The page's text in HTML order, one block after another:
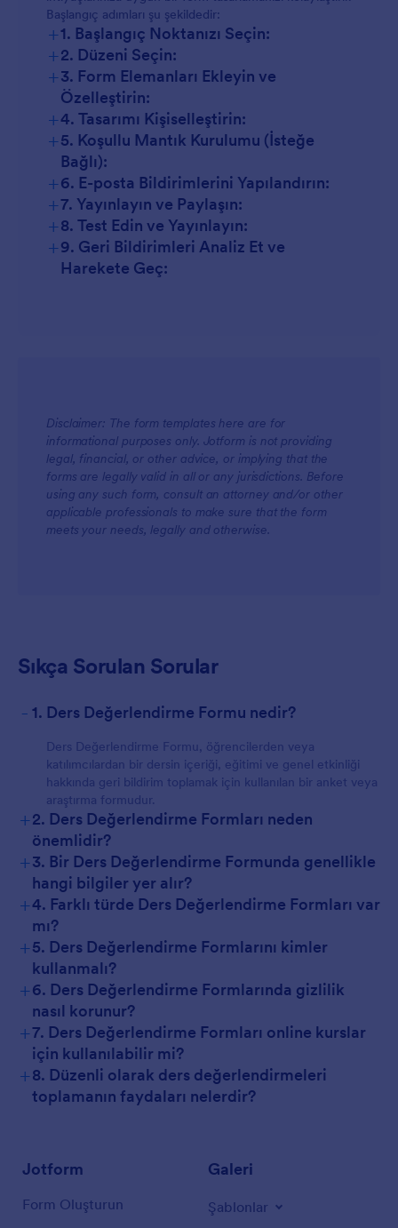
Başlangıç adımları şu şekildedir:
+1. Başlangıç Noktanızı Seçin:
+2. Düzeni Seçin:
+3. Form Elemanları Ekleyin ve
Özelleştirin:
+4. Tasarımı Kişiselleştirin:
+5. Koşullu Mantık Kurulumu (İsteğe
Bağlı):
+6. E-posta Bildirimlerini Yapılandırın:
+7. Yayınlayın ve Paylaşın:
+8. Test Edin ve Yayınlayın:
+9. Geri Bildirimleri Analiz Et ve
Harekete Geç:
Disclaimer: The form templates here are for
informational purposes only. Jotform is not providing
legal, financial, or other advice, or implying that the
forms are legally valid in all or any jurisdictions. Before
using any such form, consult an attorney and/or other
applicable professionals to make sure that the form
meets your needs, legally and otherwise.
Sıkça Sorulan Sorular
- 1. Ders Değerlendirme Formu nedir?
Ders Değerlendirme Formu, öğrencilerden veya
katılımcılardan bir dersin içeriği, eğitimi ve genel etkinliği
hakkında geri bildirim toplamak için kullanılan bir anket veya
araştırma formudur.
+2. Ders Değerlendirme Formları neden
önemlidir?
+3. Bir Ders Değerlendirme Formunda genellikle
hangi bilgiler yer alır?
+4. Farklı türde Ders Değerlendirme Formları var
mı?
+5. Ders Değerlendirme Formlarını kimler
kullanmalı?
+6. Ders Değerlendirme Formlarında gizlilik
nasıl korunur?
+7. Ders Değerlendirme Formları online kurslar
için kullanılabilir mi?
+8. Düzenli olarak ders değerlendirmeleri
toplamanın faydaları nelerdir?
Jotform
Form Oluşturun
Galeri
Şablonlar